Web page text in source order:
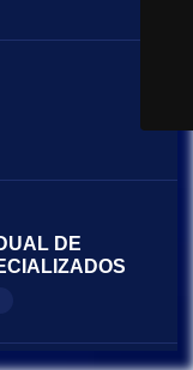
DE